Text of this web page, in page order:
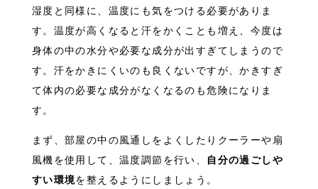
湿度と同様に、温度にも気をつける必要がありま
す。温度が高くなると汗をかくことも増え、今度は
身体の中の水分や必要な成分が出すぎてしまうので
す。汗をかきにくいのも良くないですが、かきすぎ
て体内の必要な成分がなくなるのも危険になりま
す。
まず、部屋の中の風通しをよくしたりクーラーや扇
風機を使用して、温度調節を行い、
自分の過ごしや
すい環境を整えるようにしましょう。